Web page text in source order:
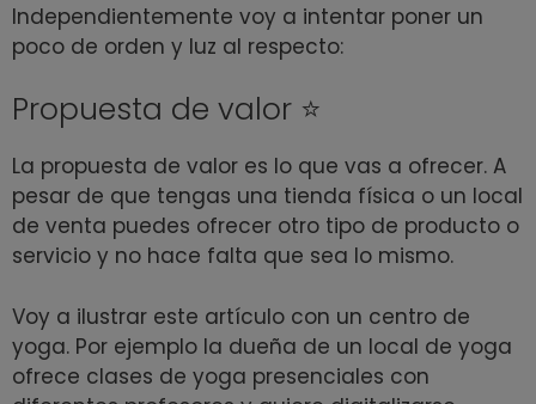
Independientemente voy a intentar poner un
poco de orden y luz al respecto:
Propuesta de valor ⭐️
La propuesta de valor es lo que vas a ofrecer. A
pesar de que tengas una tienda física o un local
de venta puedes ofrecer otro tipo de producto o
servicio y no hace falta que sea lo mismo.
Voy a ilustrar este artículo con un centro de
yoga. Por ejemplo la dueña de un local de yoga
ofrece clases de yoga presenciales con